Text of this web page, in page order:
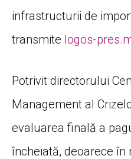
infrastructurii de
transmite logos-
Potrivit directorului
Management al
evaluarea finală a
încheiată, deoarece în